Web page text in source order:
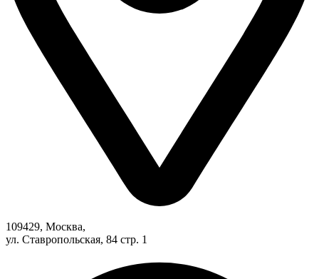
109429, Москва,
ул. Ставропольская, 84 стр. 1